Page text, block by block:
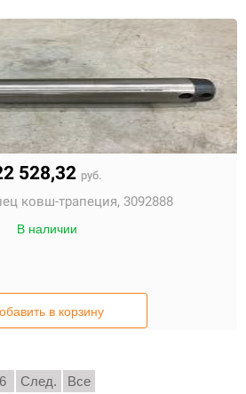
528,32 руб.
ковш-трапеция, 3092888
В наличии
в корзину
6 След. Все